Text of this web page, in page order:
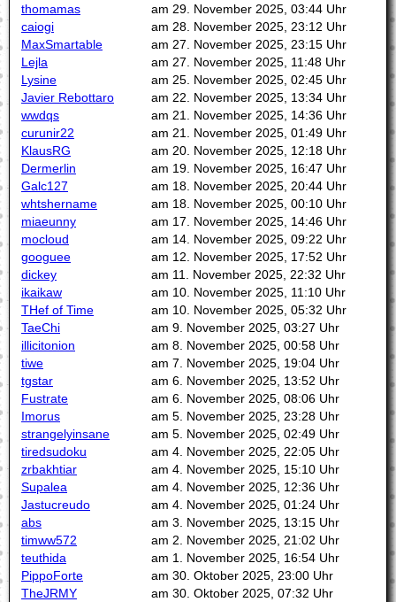
thomamas
am 29. November 2025, 03:44 Uhr
caiogi
am 28. November 2025, 23:12 Uhr
MaxSmartable
am 27. November 2025, 23:15 Uhr
Lejla
am 27. November 2025, 11:48 Uhr
Lysine
am 25. November 2025, 02:45 Uhr
Javier Rebottaro
am 22. November 2025, 13:34 Uhr
wwdqs
am 21. November 2025, 14:36 Uhr
curunir22
am 21. November 2025, 01:49 Uhr
KlausRG
am 20. November 2025, 12:18 Uhr
Dermerlin
am 19. November 2025, 16:47 Uhr
Galc127
am 18. November 2025, 20:44 Uhr
whtshername
am 18. November 2025, 00:10 Uhr
miaeunny
am 17. November 2025, 14:46 Uhr
mocloud
am 14. November 2025, 09:22 Uhr
googuee
am 12. November 2025, 17:52 Uhr
dickey
am 11. November 2025, 22:32 Uhr
ikaikaw
am 10. November 2025, 11:10 Uhr
THef of Time
am 10. November 2025, 05:32 Uhr
TaeChi
am 9. November 2025, 03:27 Uhr
illicitonion
am 8. November 2025, 00:58 Uhr
tiwe
am 7. November 2025, 19:04 Uhr
tgstar
am 6. November 2025, 13:52 Uhr
Fustrate
am 6. November 2025, 08:06 Uhr
Imorus
am 5. November 2025, 23:28 Uhr
strangelyinsane
am 5. November 2025, 02:49 Uhr
tiredsudoku
am 4. November 2025, 22:05 Uhr
zrbakhtiar
am 4. November 2025, 15:10 Uhr
Supalea
am 4. November 2025, 12:36 Uhr
Jastucreudo
am 4. November 2025, 01:24 Uhr
abs
am 3. November 2025, 13:15 Uhr
timww572
am 2. November 2025, 21:02 Uhr
teuthida
am 1. November 2025, 16:54 Uhr
PippoForte
am 30. Oktober 2025, 23:00 Uhr
TheJRMY
am 30. Oktober 2025, 07:32 Uhr